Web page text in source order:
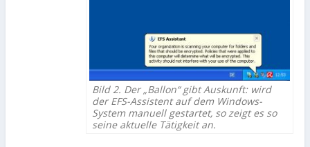
Bild 2. Der „Ballon“ gibt Auskunft: wird
der EFS-Assistent auf dem Windows-
System manuell gestartet, so zeigt es so
seine aktuelle Tätigkeit an.